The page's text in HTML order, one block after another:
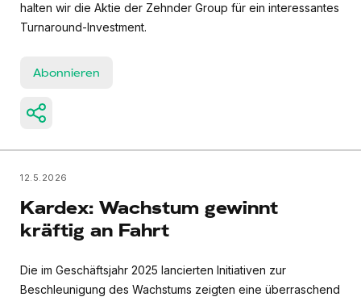
halten wir die Aktie der Zehnder Group für ein interessantes
Turnaround-Investment.
Abonnieren
12.5.2026
Kardex: Wachstum gewinnt
kräftig an Fahrt
Die im Geschäftsjahr 2025 lancierten Initiativen zur
Beschleunigung des Wachstums zeigten eine überraschend